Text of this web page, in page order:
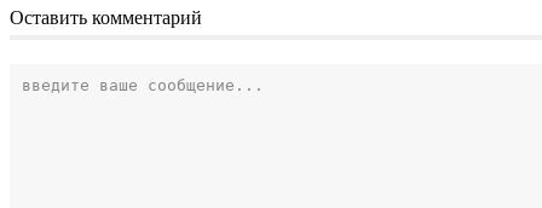
Оставить комментарий